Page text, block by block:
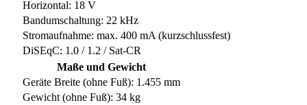
Horizontal: 18 V
Bandumschaltung: 22 kHz
Stromaufnahme: max. 400 mA (kurzschlussfest)
DiSEqC: 1.0 / 1.2 / Sat-CR
Maße und Gewicht
Geräte Breite (ohne Fuß): 1.455 mm
Gewicht (ohne Fuß): 34 kg